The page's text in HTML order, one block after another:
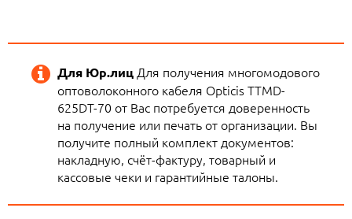
Для Юр.лицДля получения многомодового
оптоволоконного кабеля Opticis TTMD-
625DT-70 от Вас потребуется доверенность
на получение или печать от организации. Вы
получите полный комплект документов:
накладную, счёт-фактуру, товарный и
кассовые чеки и гарантийные талоны.